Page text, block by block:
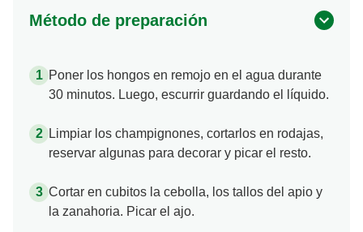
Método de preparación
Poner los hongos en remojo en el agua durante
30 minutos. Luego, escurrir guardando el líquido.
Limpiar los champignones, cortarlos en rodajas,
reservar algunas para decorar y picar el resto.
Cortar en cubitos la cebolla, los tallos del apio y
la zanahoria. Picar el ajo.